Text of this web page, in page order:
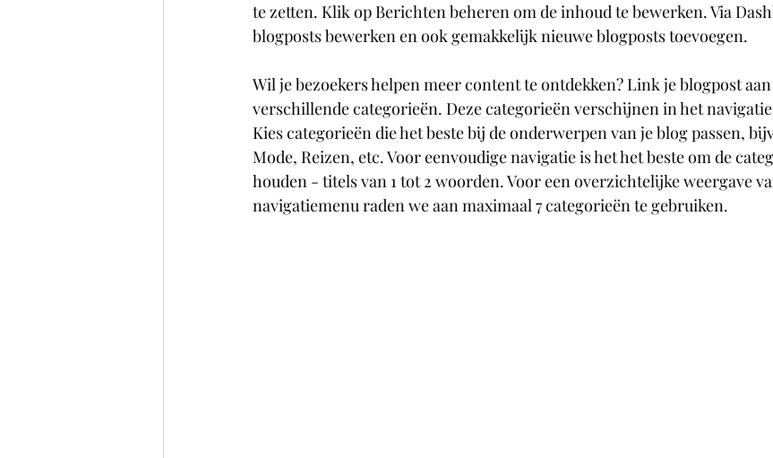
te zetten. Klik op Berichten beheren om de inhoud te bewerken. Via
blogposts bewerken en ook gemakkelijk nieuwe blogposts toevoegen.
Wil je bezoekers helpen meer content te ontdekken? Link je blogpost
verschillende categorieën. Deze categorieën verschijnen in het
Kies categorieën die het beste bij de onderwerpen van je blog passen,
Mode, Reizen, etc. Voor eenvoudige navigatie is het het beste om de
houden - titels van 1 tot 2 woorden. Voor een overzichtelijke weergave
navigatiemenu raden we aan maximaal 7 categorieën te gebruiken.